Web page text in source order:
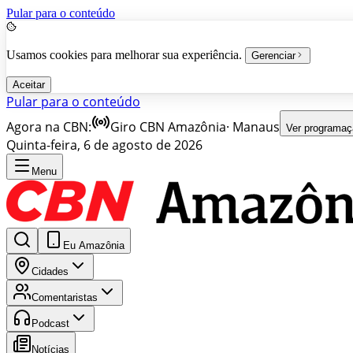
Pular para o conteúdo
Usamos cookies para melhorar sua experiência. Gerenciar
Aceitar
Pular para o conteúdo
Agora na CBN:
Giro CBN Amazônia· Manaus Ver
Quinta-feira, 6 de agosto de 2026
Menu
Eu Amazônia
Cidades
Comentaristas
Podcast
Notícias